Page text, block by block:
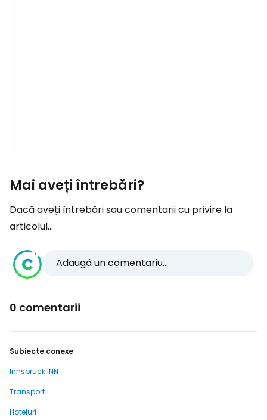
Mai aveți întrebări?
Dacă aveți întrebări sau comentarii cu privire la
articolul...
Adaugă un comentariu...
0 comentarii
Subiecte conexe
Innsbruck INN
Transport
Hoteluri